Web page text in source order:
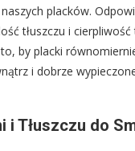
placków.
tłuszczu i
by placki
i dobrze
i Tłuszczu do